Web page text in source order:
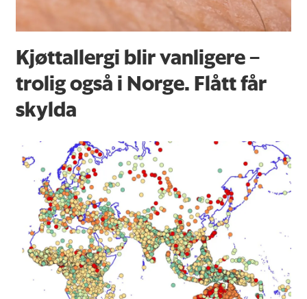
Kjøttallergi blir vanligere –
trolig også i Norge. Flått får
skylda